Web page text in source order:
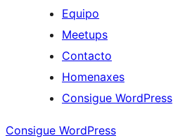
Equipo
Meetups
Contacto
Homenaxes
Consigue WordPress
Consigue WordPress